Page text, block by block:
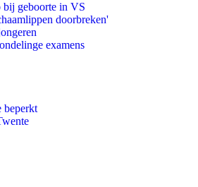
bij geboorte in VS
doorbreken'
examens
beperkt